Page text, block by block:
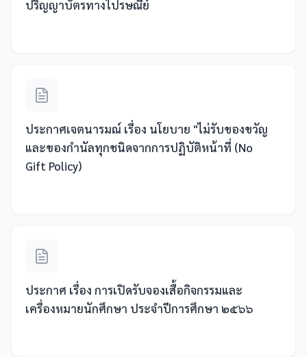
ปริญญาบัตรทางไปรษณีย์
ประกาศเจตนารมณ์ เรื่อง นโยบาย "ไม่รับของขวัญ
และของกำนัลทุกชนิดจากการปฏิบัติหน้าที่ (No
Gift Policy)
ประกาศ เรื่อง การเปิดรับจองเสื้อกิจกรรมและ
เครื่องหมายนักศึกษา ประจำปีการศึกษา ๒๕๖๖